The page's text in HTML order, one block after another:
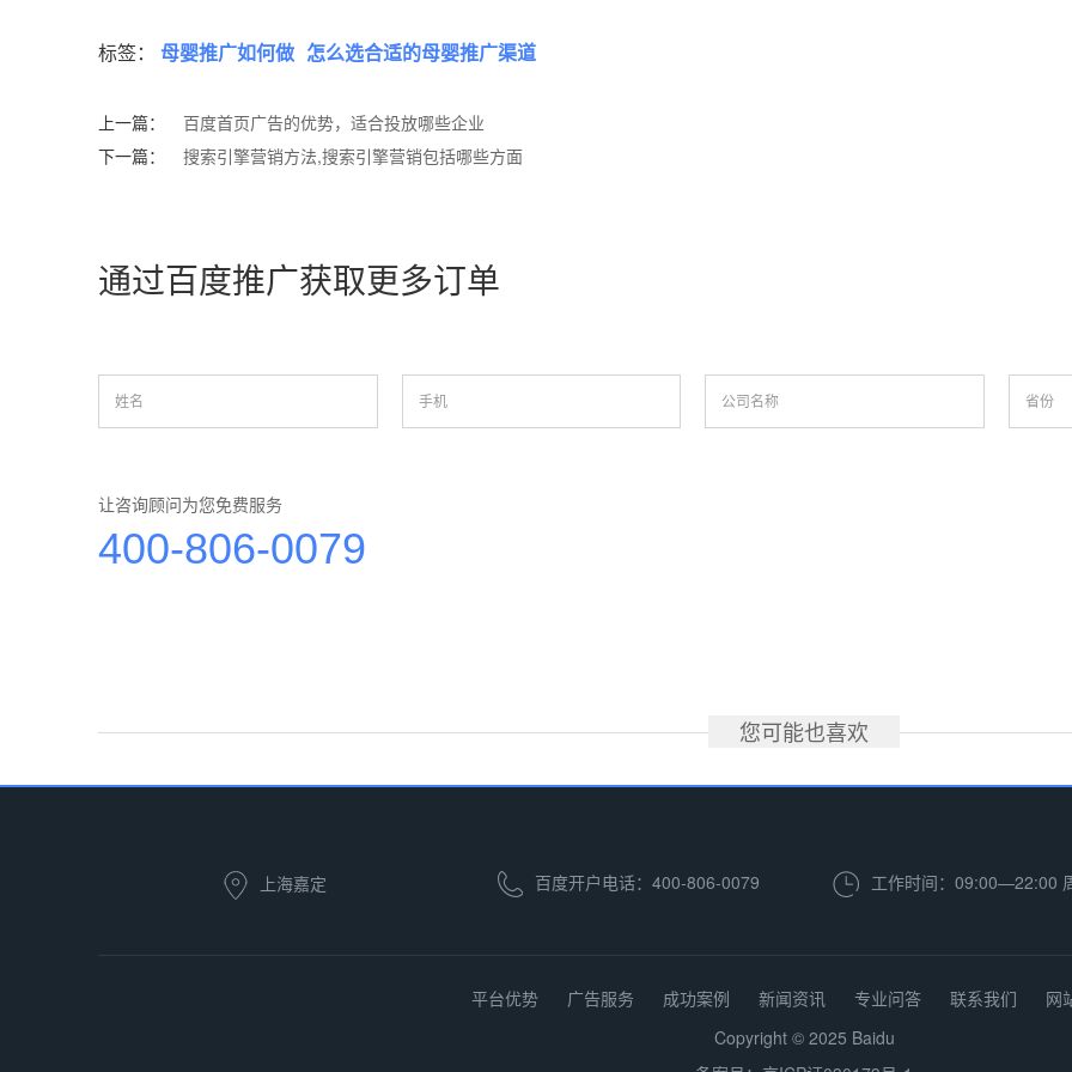
标签： 母婴推广如何做 怎么选合适的母婴推广渠道
上一篇：
百度首页广告的优势，适合投放哪些企业
下一篇：
搜索引擎营销方法,搜索引擎营销包括哪些方面
通过百度推广获取更多订单
让咨询顾问为您免费服务
400-806-0079
您可能也喜欢
上海嘉定 百度开户电话：400-806-0079 工作时间：09:00—22:00
平台优势 广告服务 成功案例 新闻资讯 专业问答 联系我们
网
Copyright © 2025 Baidu